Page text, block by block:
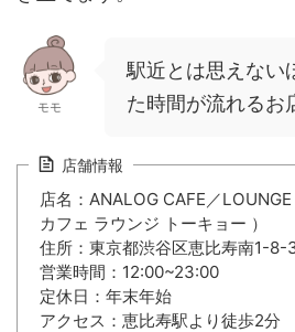
モモ
駅近とは思えない
た時間が流れるお
店舗情報
店名：ANALOG CAFE／
カフェ ラウンジ トーキョー ）
住所：東京都渋谷区恵比寿南1-8-
営業時間：12:00~23:00
定休日：年末年始
アクセス：恵比寿駅より徒歩2分